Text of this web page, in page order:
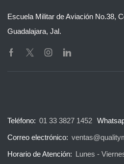
Escuela Militar de Aviación No.38,
Guadalajara, Jal.
Teléfono: 01 33 3827 1452
Correo electrónico:
Horario de Atención: Lunes -